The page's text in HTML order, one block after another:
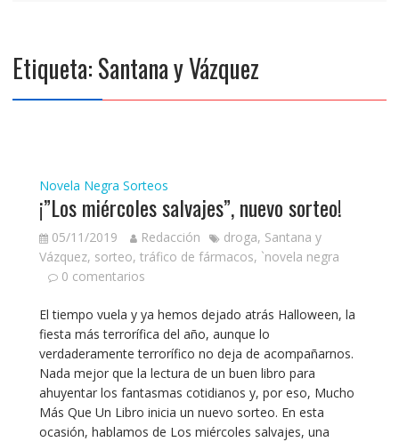
Etiqueta:Santana y Vázquez
Novela Negra Sorteos
¡”Los miércoles salvajes”, nuevo sorteo!
05/11/2019 Redacción droga, Santana y
Vázquez, sorteo, tráfico de fármacos, `novela negra
0 comentarios
El tiempo vuela y ya hemos dejado atrás Halloween, la
fiesta más terrorífica del año, aunque lo
verdaderamente terrorífico no deja de acompañarnos.
Nada mejor que la lectura de un buen libro para
ahuyentar los fantasmas cotidianos y, por eso, Mucho
Más Que Un Libro inicia un nuevo sorteo. En esta
ocasión, hablamos de Los miércoles salvajes, una